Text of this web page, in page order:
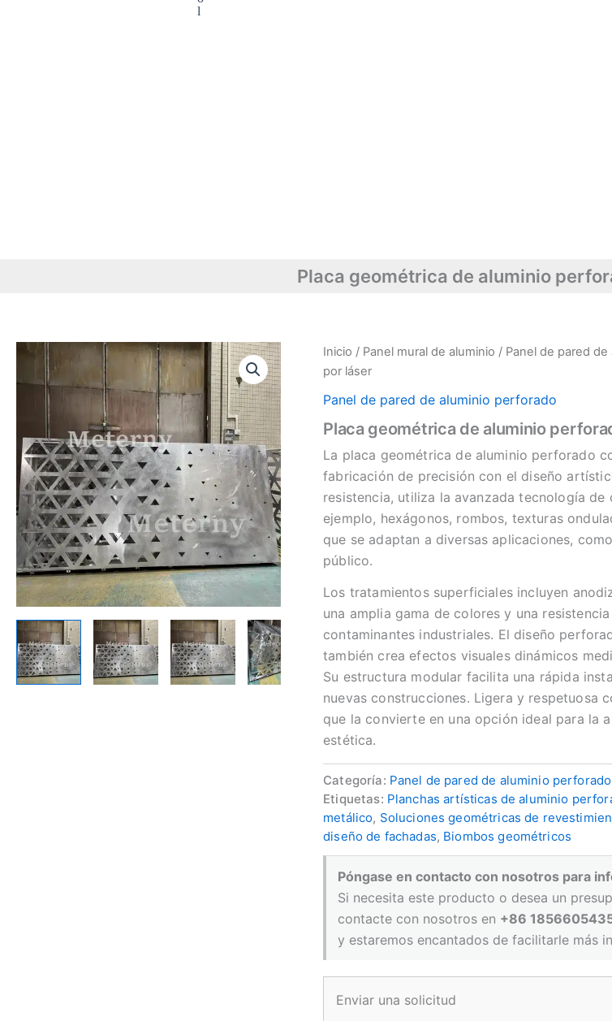
l
Placa geométrica de aluminio
Inicio / Panel mural de aluminio / Panel de pared
por láser
Panel de pared de aluminio perforado
Placa geométrica de aluminio
La placa geométrica de aluminio perforado
fabricación de precisión con el diseño
resistencia, utiliza la avanzada tecnología
ejemplo, hexágonos, rombos, texturas
que se adaptan a diversas aplicaciones,
público.
Los tratamientos superficiales incluyen
una amplia gama de colores y una
contaminantes industriales. El diseño
también crea efectos visuales dinámicos
Su estructura modular facilita una rápida
nuevas construcciones. Ligera y respetuosa
que la convierte en una opción ideal para la
estética.
Categoría: Panel de pared de aluminio perforado
Etiquetas: Planchas artísticas de aluminio
metálico, Soluciones geométricas de
diseño de fachadas, Biombos geométricos
Póngase en contacto con nosotros para
Si necesita este producto o desea un
contacte con nosotros en +86
y estaremos encantados de facilitarle más
Enviar una solicitud